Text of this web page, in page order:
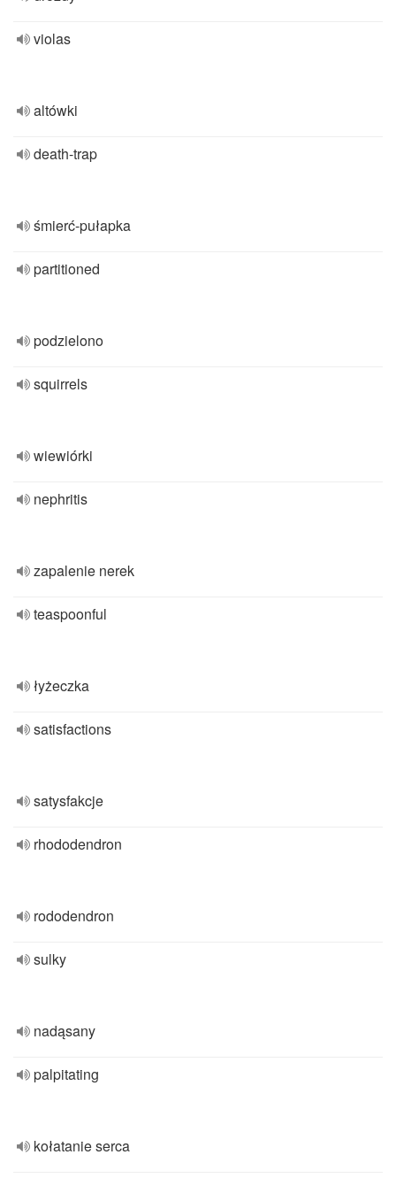
violas
altówki
death-trap
śmierć-pułapka
partitioned
podzielono
squirrels
wiewiórki
nephritis
zapalenie nerek
teaspoonful
łyżeczka
satisfactions
satysfakcje
rhododendron
rododendron
sulky
nadąsany
palpitating
kołatanie serca